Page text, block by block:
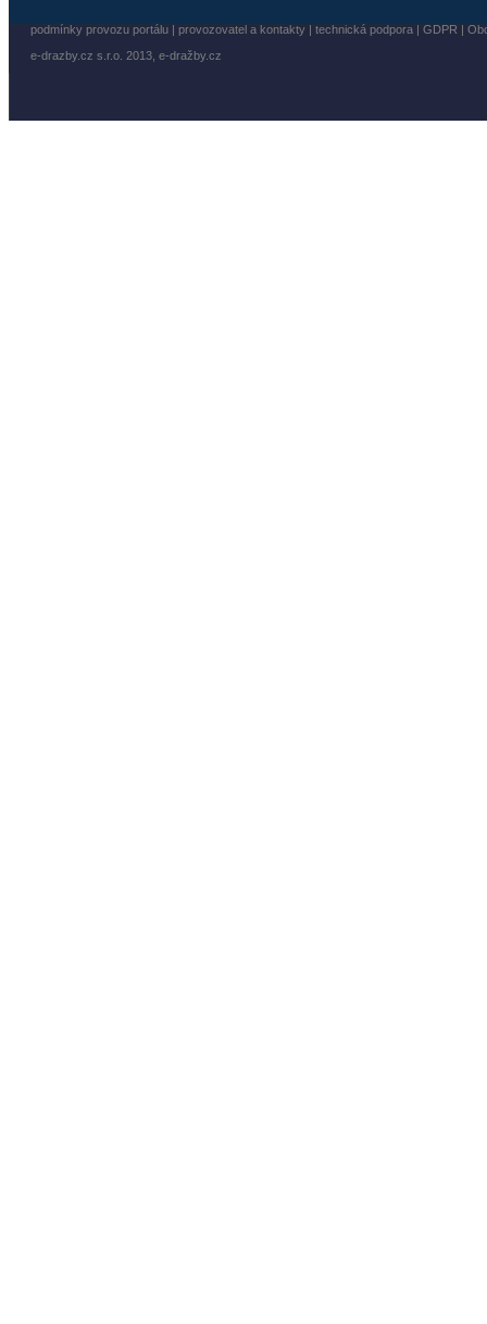
podmínky provozu portálu | provozovatel a kontakty | technická podpora | GDPR |
e-drazby.cz s.r.o. 2013, e-dražby.cz